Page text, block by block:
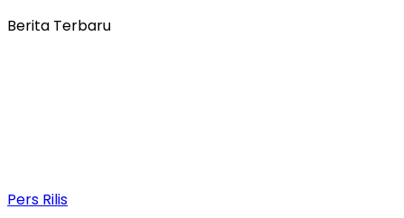
Berita Terbaru
Pers Rilis